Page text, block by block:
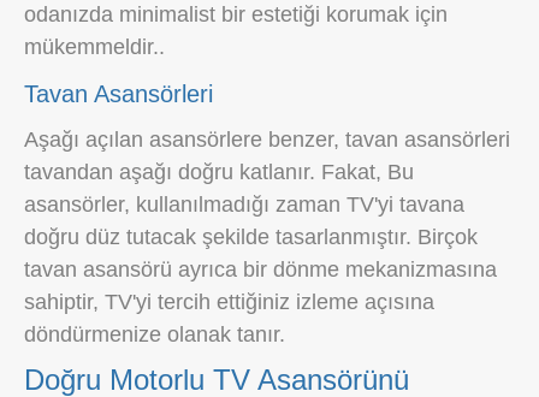
odanızda minimalist bir estetiği korumak için
mükemmeldir..
Tavan Asansörleri
Aşağı açılan asansörlere benzer, tavan asansörleri
tavandan aşağı doğru katlanır. Fakat, Bu
asansörler, kullanılmadığı zaman TV'yi tavana
doğru düz tutacak şekilde tasarlanmıştır. Birçok
tavan asansörü ayrıca bir dönme mekanizmasına
sahiptir, TV'yi tercih ettiğiniz izleme açısına
döndürmenize olanak tanır.
Doğru Motorlu TV Asansörünü